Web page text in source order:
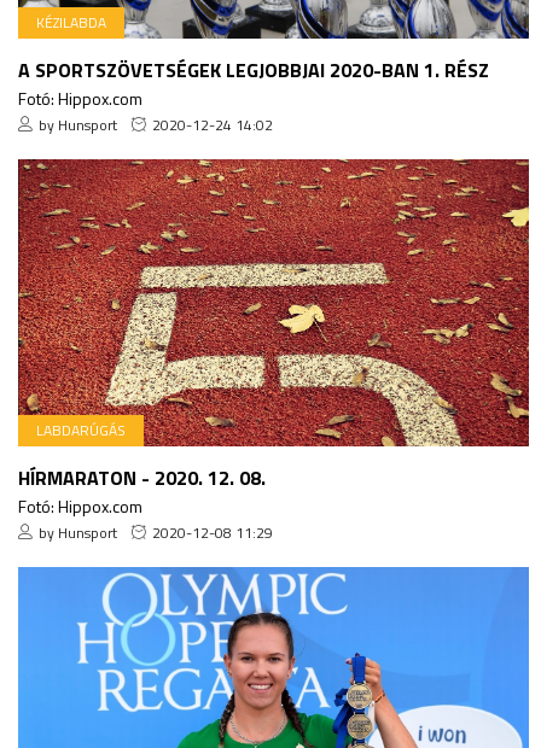
KÉZILABDA
A SPORTSZÖVETSÉGEK LEGJOBBJAI 2020-BAN 1. RÉSZ
Fotó: Hippox.com
by Hunsport 2020-12-24 14:02
LABDARÚGÁS
HÍRMARATON - 2020. 12. 08.
Fotó: Hippox.com
by Hunsport 2020-12-08 11:29